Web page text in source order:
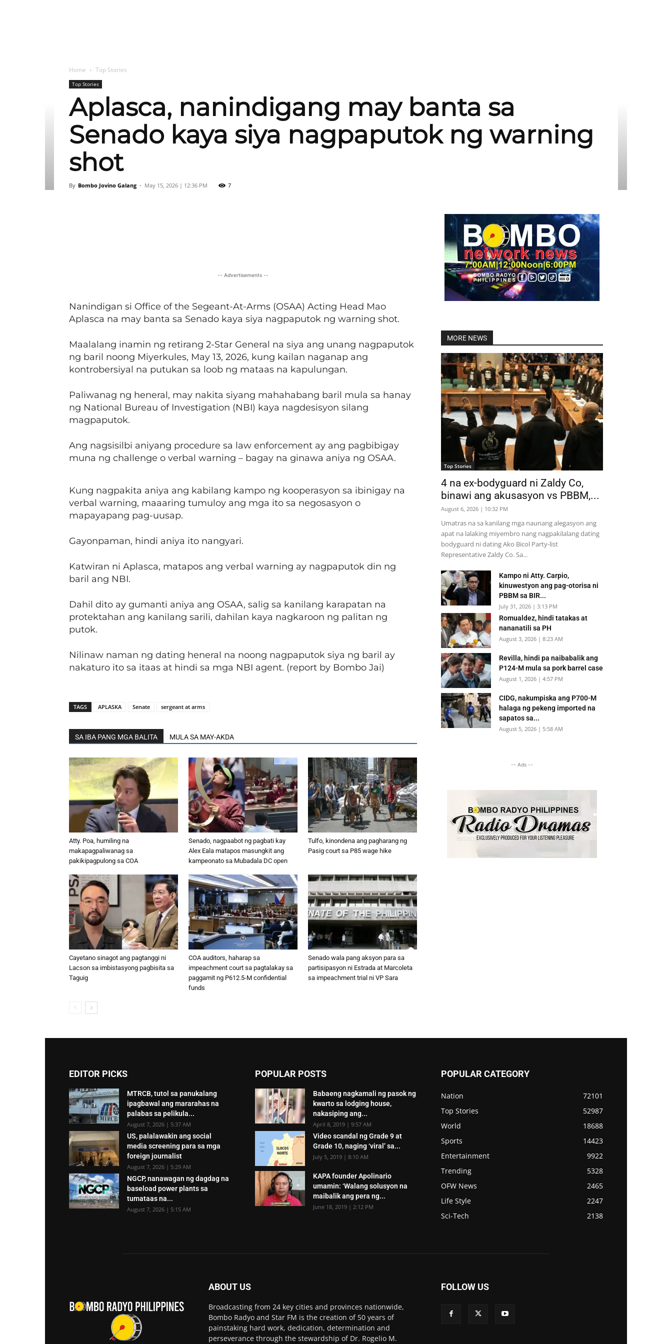
Home Top Stories
Top Stories
Aplasca, nanindigang may banta sa
Senado kaya siya nagpaputok ng warning
shot
By Bombo Jovino Galang - May 15, 2026 | 12:36 PM 7
Linkedin
-- Advertisements --
Nanindigan si Office of the Segeant-At-Arms (OSAA) Acting Head Mao
Aplasca na may banta sa Senado kaya siya nagpaputok ng warning shot.
Maalalang inamin ng retirang 2-Star General na siya ang unang nagpaputok
ng baril noong Miyerkules, May 13, 2026, kung kailan naganap ang
kontrobersiyal na putukan sa loob ng mataas na kapulungan.
Paliwanag ng heneral, may nakita siyang mahahabang baril mula sa hanay
ng National Bureau of Investigation (NBI) kaya nagdesisyon silang
magpaputok.
Ang nagsisilbi aniyang procedure sa law enforcement ay ang pagbibigay
muna ng challenge o verbal warning – bagay na ginawa aniya ng OSAA.
Kung nagpakita aniya ang kabilang kampo ng kooperasyon sa ibinigay na
verbal warning, maaaring tumuloy ang mga ito sa negosasyon o
mapayapang pag-uusap.
Gayonpaman, hindi aniya ito nangyari.
Katwiran ni Aplasca, matapos ang verbal warning ay nagpaputok din ng
baril ang NBI.
Dahil dito ay gumanti aniya ang OSAA, salig sa kanilang karapatan na
protektahan ang kanilang sarili, dahilan kaya nagkaroon ng palitan ng
putok.
Nilinaw naman ng dating heneral na noong nagpaputok siya ng baril ay
nakaturo ito sa itaas at hindi sa mga NBI agent. (report by Bombo Jai)
TAGS APLASKA Senate sergeant at arms
SA IBA PANG MGA BALITA MULA SA MAY-AKDA
Atty. Poa, humiling na
makapagpaliwanag sa
pakikipagpulong sa COA
Senado, nagpaabot ng pagbati kay
Alex Eala matapos masungkit ang
kampeonato sa Mubadala DC open
Tulfo, kinondena ang pagharang ng
Pasig court sa P85 wage hike
Cayetano sinagot ang pagtanggi ni
Lacson sa imbistasyong pagbisita sa
Taguig
COA auditors, haharap sa
impeachment court sa pagtalakay sa
paggamit ng P612.5-M confidential
funds
Senado wala pang aksyon para sa
partisipasyon ni Estrada at Marcoleta
sa impeachment trial ni VP Sara
MORE NEWS
Top Stories
4 na ex-bodyguard ni Zaldy Co,
binawi ang akusasyon vs PBBM,...
August 6, 2026 | 10:32 PM
Umatras na sa kanilang mga naunang alegasyon ang
apat na lalaking miyembro nang nagpakilalang dating
bodyguard ni dating Ako Bicol Party-list
Representative Zaldy Co. Sa...
Kampo ni Atty. Carpio,
kinuwestyon ang pag-otorisa ni
PBBM sa BIR...
July 31, 2026 | 3:13 PM
Romualdez, hindi tatakas at
nananatili sa PH
August 3, 2026 | 8:23 AM
Revilla, hindi pa naibabalik ang
P124-M mula sa pork barrel case
August 1, 2026 | 4:57 PM
CIDG, nakumpiska ang P700-M
halaga ng pekeng imported na
sapatos sa...
August 5, 2026 | 5:58 AM
-- Ads --
EDITOR PICKS
MTRCB, tutol sa panukalang
ipagbawal ang mararahas na
palabas sa pelikula...
August 7, 2026 | 5:37 AM
US, palalawakin ang social
media screening para sa mga
foreign journalist
August 7, 2026 | 5:29 AM
NGCP, nanawagan ng dagdag na
baseload power plants sa
tumataas na...
August 7, 2026 | 5:15 AM
POPULAR POSTS
Babaeng nagkamali ng pasok ng
kwarto sa lodging house,
nakasiping ang...
April 8, 2019 | 9:57 AM
Video scandal ng Grade 9 at
Grade 10, naging ‘viral’ sa...
July 5, 2019 | 8:10 AM
KAPA founder Apolinario
umamin: ‘Walang solusyon na
maibalik ang pera ng...
June 18, 2019 | 2:12 PM
POPULAR CATEGORY
Nation
72101
Top Stories
52987
World
18688
Sports
14423
Entertainment
9922
Trending
5328
OFW News
2465
Life Style
2247
Sci-Tech
2138
ABOUT US
Broadcasting from 24 key cities and provinces nationwide,
Bombo Radyo and Star FM is the creation of 50 years of
painstaking hard work, dedication, determination and
perseverance through the stewardship of Dr. Rogelio M.
FOLLOW US